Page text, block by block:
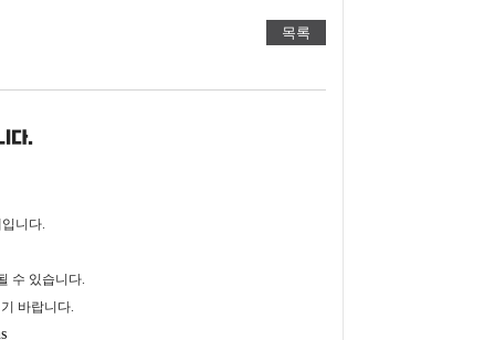
목록
다.
니다.
수 있습니다.
바랍니다.